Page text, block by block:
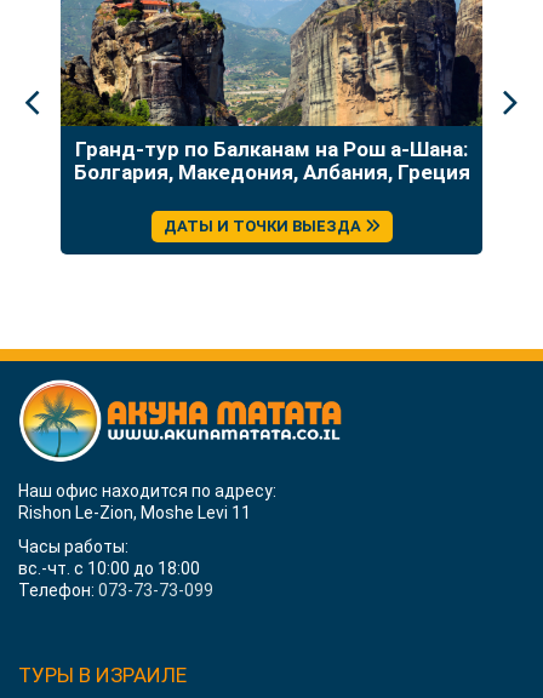
Гранд-тур по Балканам на Рош а-Шана:
Болгария, Македония, Албания, Греция
ДАТЫ И ТОЧКИ ВЫЕЗДА
Наш офис находится по адресу:
Rishon Le-Zion, Moshe Levi 11
Часы работы:
вс.-чт. с 10:00 до 18:00
Телефон: 073-73-73-099
ТУРЫ В ИЗРАИЛЕ